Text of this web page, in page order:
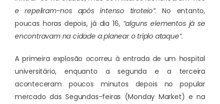
e repeliram-nos após intenso tiroteio”. No entanto,
poucas horas depois, já dia 16, “alguns elementos já se
encontravam na cidade a planear o triplo ataque”.
A primeira explosão ocorreu à entrada de um hospital
universitário, enquanto a segunda e a terceira
aconteceram poucos minutos depois no popular
mercado das Segundas-feiras (Monday Market) e na